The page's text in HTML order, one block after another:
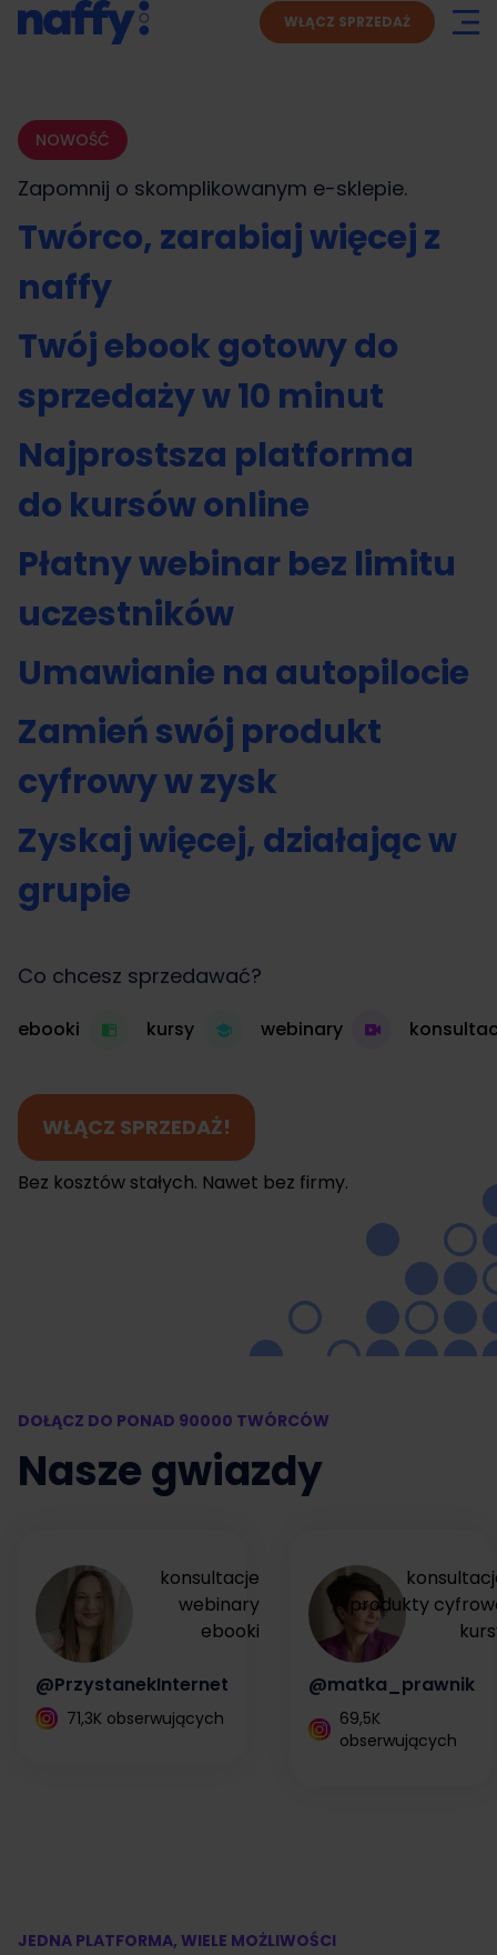
WŁĄCZ SPRZEDAŻ
NOWOŚĆ
Zapomnij o skomplikowanym e-sklepie.
Twórco, zarabiaj więcej z
naffy
Twój ebook gotowy do
sprzedaży w 10 minut
Najprostsza platforma
do kursów online
Płatny webinar bez limitu
uczestników
Umawianie na autopilocie
Zamień swój produkt
cyfrowy w zysk
Zyskaj więcej, działając w
grupie
Co chcesz sprzedawać?
ebooki kursy webinary
WŁĄCZ SPRZEDAŻ!
Bez kosztów stałych. Nawet bez firmy.
DOŁĄCZ DO PONAD 90000 TWÓRCÓW
Nasze gwiazdy
konsultacje
webinary
ebooki
@PrzystanekInternet
71,3K obserwujących
produkty
@matka_prawnik
69,5K
obserwujących
JEDNA PLATFORMA, WIELE MOŻLIWOŚCI